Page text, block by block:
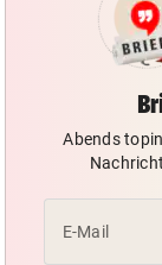
Abends
E-Mail